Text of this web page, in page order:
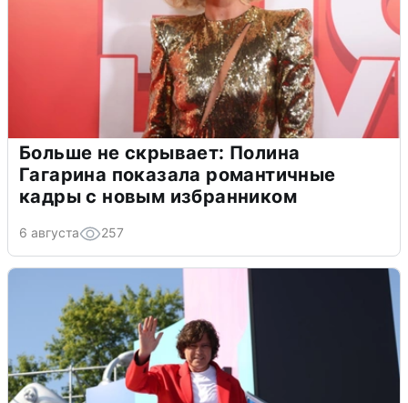
Больше не скрывает: Полина
Гагарина показала романтичные
кадры с новым избранником
6 августа 257